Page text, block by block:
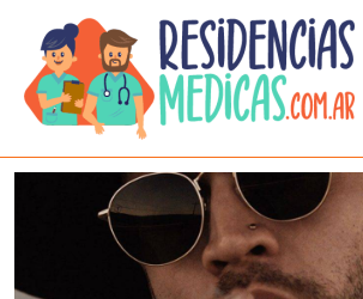
contenido